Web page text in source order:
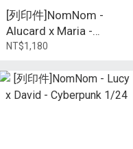
[列印件]NomNom -
Alucard x Maria -
Symphony of the Night
NT$1,180